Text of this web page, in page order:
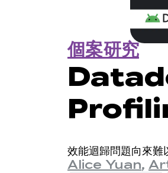
個案研究
深入的
效能迴歸問題向來難
Alice Yuan,